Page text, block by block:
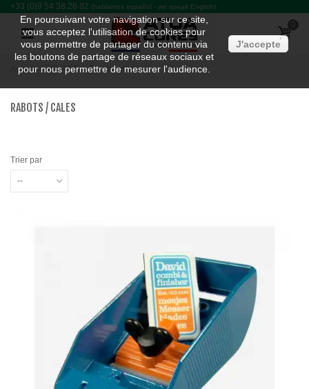
+33 (0)9 54 38 28 82 (hablamos español - we speak English)
0
Accueil > SHAPE > Rabots / Cales
RABOTS / CALES
Trier par
--
En poursuivant votre navigation sur ce site,
vous acceptez l'utilisation de cookies pour
vous permettre de partager du contenu via
les boutons de partage de réseaux sociaux et
pour nous permettre de mesurer l'audience.
J'accepte